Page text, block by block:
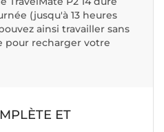
(jusqu'à 13 heures
ainsi travailler sans
pour recharger votre
ET